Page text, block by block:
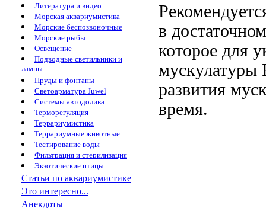
Литература и видео
Морская аквариумистика
Морские беспозвоночные
Морские рыбы
Освещение
Подводные светильники и
лампы
Пруды и фонтаны
Светоарматура Juwel
Системы автодолива
Терморегуляция
Террариумистика
Террариумные животные
Тестирование воды
Фильтрация и стерилизация
Экзотические птицы
Статьи по аквариумистике
Это интересно...
Анекдоты
в
которое для
мускулатуры
развития
время.